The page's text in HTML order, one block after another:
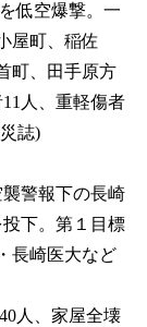
低空爆撃。一
屋町、稲佐
町、田手原方
人、重軽傷者
誌)
警報下の長崎
下。第１目標
長崎医大など
人、家屋全壊